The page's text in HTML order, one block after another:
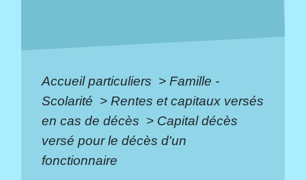
Accueil particuliers > Famille -
Scolarité > Rentes et capitaux versés
en cas de décès > Capital décès
versé pour le décès d'un
fonctionnaire